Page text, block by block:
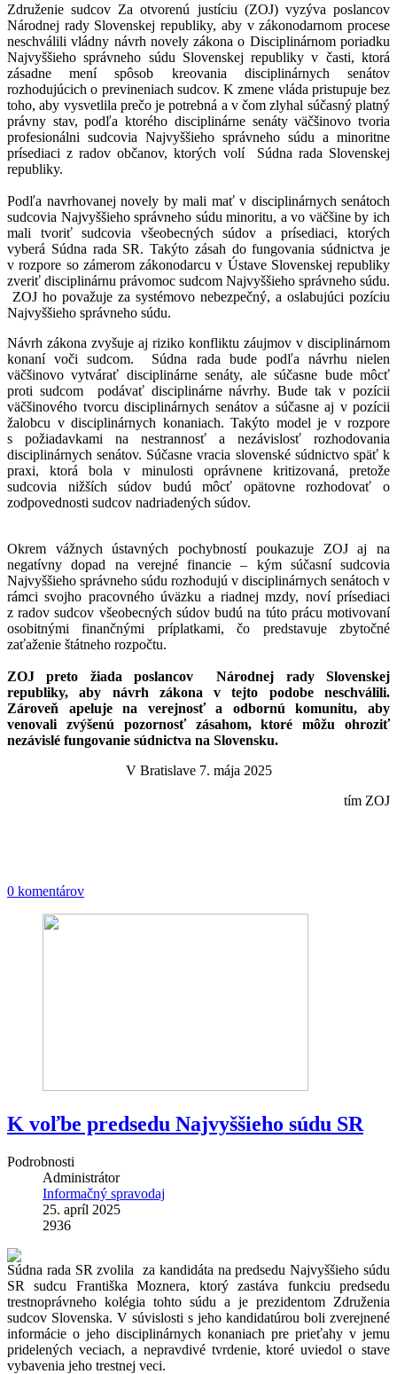
Združenie sudcov Za otvorenú justíciu (ZOJ) vyzýva poslancov
Národnej rady Slovenskej republiky, aby v zákonodarnom procese
neschválili vládny návrh novely zákona o Disciplinárnom poriadku
Najvyššieho správneho súdu Slovenskej republiky v časti, ktorá
zásadne mení spôsob kreovania disciplinárnych senátov
rozhodujúcich o previneniach sudcov. K zmene vláda pristupuje bez
toho, aby vysvetlila prečo je potrebná a v čom zlyhal súčasný platný
právny stav, podľa ktorého disciplinárne senáty väčšinovo tvoria
profesionálni sudcovia Najvyššieho správneho súdu a minoritne
prísediaci z radov občanov, ktorých volí Súdna rada Slovenskej
republiky.
Podľa navrhovanej novely by mali mať v disciplinárnych senátoch
sudcovia Najvyššieho správneho súdu minoritu, a vo väčšine by ich
mali tvoriť sudcovia všeobecných súdov a prísediaci, ktorých
vyberá Súdna rada SR. Takýto zásah do fungovania súdnictva je
v rozpore so zámerom zákonodarcu v Ústave Slovenskej republiky
zveriť disciplinárnu právomoc sudcom Najvyššieho správneho súdu.
ZOJ ho považuje za systémovo nebezpečný, a oslabujúci pozíciu
Najvyššieho správneho súdu.
Návrh zákona zvyšuje aj riziko konfliktu záujmov v disciplinárnom
konaní voči sudcom. Súdna rada bude podľa návrhu nielen
väčšinovo vytvárať disciplinárne senáty, ale súčasne bude môcť
proti sudcom podávať disciplinárne návrhy. Bude tak v pozícii
väčšinového tvorcu disciplinárnych senátov a súčasne aj v pozícii
žalobcu v disciplinárnych konaniach. Takýto model je v rozpore
s požiadavkami na nestrannosť a nezávislosť rozhodovania
disciplinárnych senátov. Súčasne vracia slovenské súdnictvo späť k
praxi, ktorá bola v minulosti oprávnene kritizovaná, pretože
sudcovia nižších súdov budú môcť opätovne rozhodovať o
zodpovednosti sudcov nadriadených súdov.
Okrem vážnych ústavných pochybností poukazuje ZOJ aj na
negatívny dopad na verejné financie – kým súčasní sudcovia
Najvyššieho správneho súdu rozhodujú v disciplinárnych senátoch v
rámci svojho pracovného úväzku a riadnej mzdy, noví prísediaci
z radov sudcov všeobecných súdov budú na túto prácu motivovaní
osobitnými finančnými príplatkami, čo predstavuje zbytočné
zaťaženie štátneho rozpočtu.
ZOJ preto žiada poslancov Národnej rady Slovenskej
republiky, aby návrh zákona v tejto podobe neschválili.
Zároveň apeluje na verejnosť a odbornú komunitu, aby
venovali zvýšenú pozornosť zásahom, ktoré môžu ohroziť
nezávislé fungovanie súdnictva na Slovensku.
V Bratislave 7. mája 2025
tím ZOJ
0 komentárov
K voľbe predsedu Najvyššieho súdu SR
Podrobnosti
Administrátor
Informačný spravodaj
25. apríl 2025
2936
Súdna rada SR zvolila za kandidáta na predsedu Najvyššieho súdu
SR sudcu Františka Moznera, ktorý zastáva funkciu predsedu
trestnoprávneho kolégia tohto súdu a je prezidentom Združenia
sudcov Slovenska. V súvislosti s jeho kandidatúrou boli zverejnené
informácie o jeho disciplinárnych konaniach pre prieťahy v jemu
pridelených veciach, a nepravdivé tvrdenie, ktoré uviedol o stave
vybavenia jeho trestnej veci.